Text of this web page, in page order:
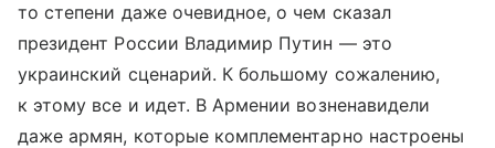
то степени даже очевидное, о чем сказал
президент России Владимир Путин — это
украинский сценарий. К большому сожалению,
к этому все и идет. В Армении возненавидели
даже армян, которые комплементарно настроены